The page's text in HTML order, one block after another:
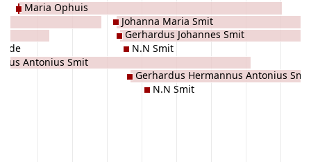
Antonius Smit
Maria Ophuis
Johanna Maria Smit
Gerhardus Johannes Smit
N.N Smit
Gerhardus Hermannus Antonius Smit
N.N Smit